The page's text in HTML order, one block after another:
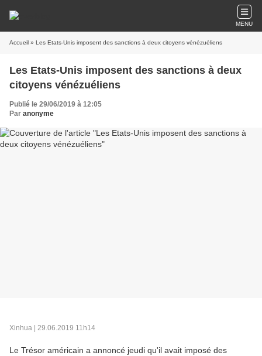
MENU
Accueil » Les Etats-Unis imposent des sanctions à deux citoyens vénézuéliens
Les Etats-Unis imposent des sanctions à deux
citoyens vénézuéliens
Publié le 29/06/2019 à 12:05
Par anonyme
Xinhua | 29.06.2019 11h14
Le Trésor américain a annoncé jeudi qu'il avait imposé des